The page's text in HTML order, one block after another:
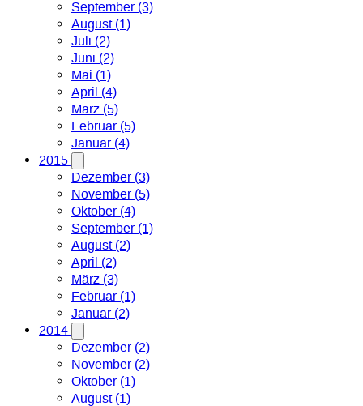
September (3)
August (1)
Juli (2)
Juni (2)
Mai (1)
April (4)
März (5)
Februar (5)
Januar (4)
2015
Dezember (3)
November (5)
Oktober (4)
September (1)
August (2)
April (2)
März (3)
Februar (1)
Januar (2)
2014
Dezember (2)
November (2)
Oktober (1)
August (1)